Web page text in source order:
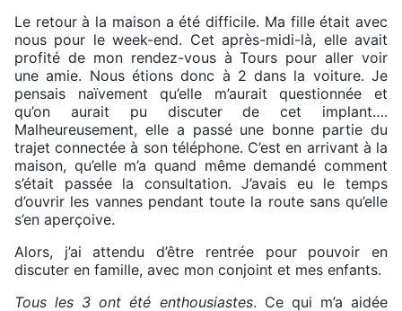
Le retour à la maison a été difficile. Ma fille était avec
nous pour le week-end. Cet après-midi-là, elle avait
profité de mon rendez-vous à Tours pour aller voir
une amie. Nous étions donc à 2 dans la voiture. Je
pensais naïvement qu’elle m’aurait questionnée et
qu’on aurait pu discuter de cet implant….
Malheureusement, elle a passé une bonne partie du
trajet connectée à son téléphone. C’est en arrivant à la
maison, qu’elle m’a quand même demandé comment
s’était passée la consultation. J’avais eu le temps
d’ouvrir les vannes pendant toute la route sans qu’elle
s’en aperçoive.
Alors, j’ai attendu d’être rentrée pour pouvoir en
discuter en famille, avec mon conjoint et mes enfants.
Tous les 3 ont été enthousiastes. Ce qui m’a aidée